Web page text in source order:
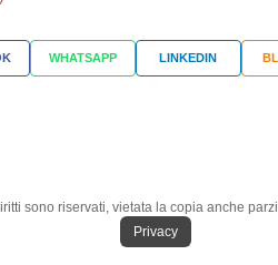
WHATSAPP LINKEDIN
sono riservati, vietata la copia anche
Privacy